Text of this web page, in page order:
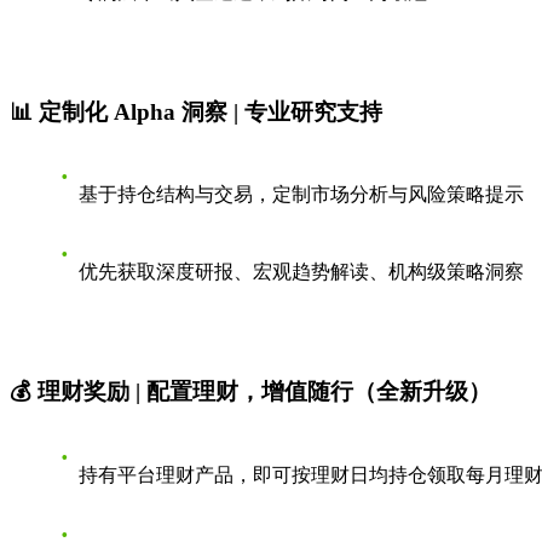
📊 定制化 Alpha 洞察 | 专业研究支持
基于持仓结构与交易，定制市场分析与风险策略提示
优先获取深度研报、宏观趋势解读、机构级策略洞察
💰 理财奖励 | 配置理财，增值随行（全新升级）
持有平台理财产品，即可按理财日均持仓领取每月理